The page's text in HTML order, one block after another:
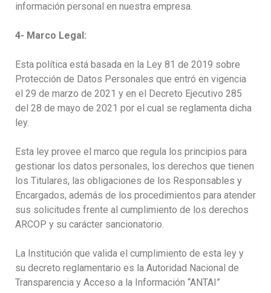
información personal en nuestra empresa.
4- Marco Legal:
Esta política está basada en la Ley 81 de 2019 sobre
Protección de Datos Personales que entró en vigencia
el 29 de marzo de 2021 y en el Decreto Ejecutivo 285
del 28 de mayo de 2021 por el cual se reglamenta dicha
ley.
Esta ley provee el marco que regula los principios para
gestionar los datos personales, los derechos que tienen
los Titulares, las obligaciones de los Responsables y
Encargados, además de los procedimientos para atender
sus solicitudes frente al cumplimiento de los derechos
ARCOP y su carácter sancionatorio.
La Institución que valida el cumplimiento de esta ley y
su decreto reglamentario es la Autoridad Nacional de
Transparencia y Acceso a la Información “ANTAI”